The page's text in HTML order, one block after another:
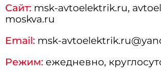
Сайт: msk-avtoelektrik.ru,
moskva.ru
Email: msk-
Режим: ежедневно,